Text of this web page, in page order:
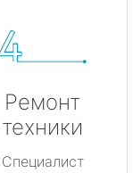
Ремонт
техники
Специалист